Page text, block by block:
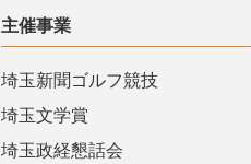
主催事業
埼玉新聞ゴルフ競技
埼玉文学賞
埼玉政経懇話会